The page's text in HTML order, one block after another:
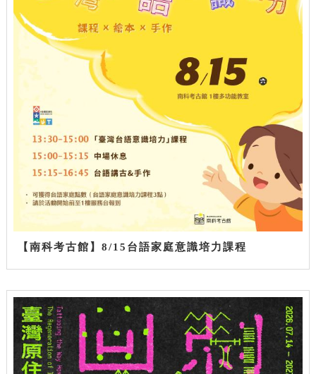
【南科考古館】8/15台語家庭意識培力課程